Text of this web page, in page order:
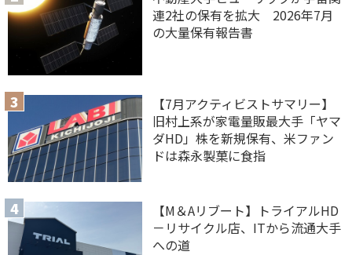
連2社の保有を拡大 2026年7月
の大量保有報告書
【7月アクティビストサマリー】
旧村上系が家電量販最大手「ヤマ
ダHD」株を新規保有、米ファン
ドは森永製菓に食指
【M＆Aリブート】トライアルHD
－リサイクル店、ITから流通大手
への道